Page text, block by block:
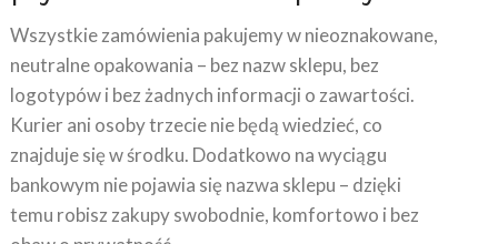
Wszystkie zamówienia pakujemy w nieoznakowane,
neutralne opakowania – bez nazw sklepu, bez
logotypów i bez żadnych informacji o zawartości.
Kurier ani osoby trzecie nie będą wiedzieć, co
znajduje się w środku. Dodatkowo na wyciągu
bankowym nie pojawia się nazwa sklepu – dzięki
temu robisz zakupy swobodnie, komfortowo i bez
obaw o prywatność.